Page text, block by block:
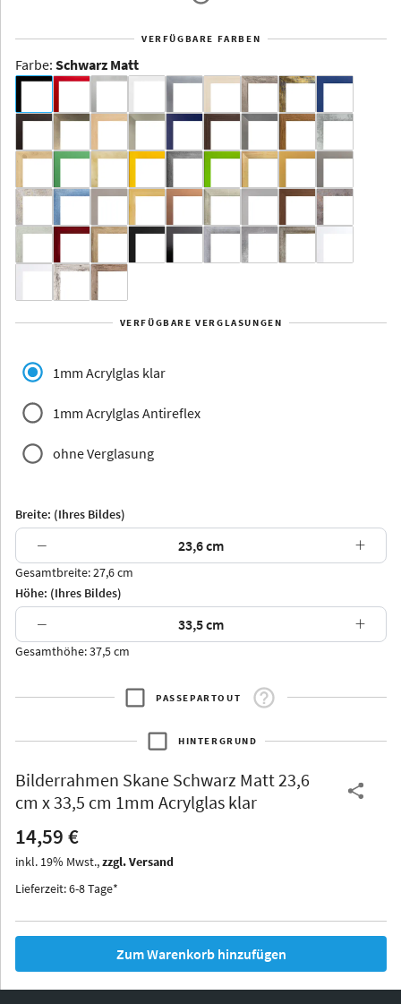
Rahmenloser
Bildhalter
Yukon
Jersey Dauphine
Arran Luzern
Thurgau
Iowa
VERFÜGBARE FARBEN
Farbe: Schwarz Matt
VERFÜGBARE VERGLASUNGEN
1mm Acrylglas klar
1mm Acrylglas Antireflex
ohne Verglasung
Breite: (Ihres Bildes)
− +
Gesamtbreite: 27,6 cm
Höhe: (Ihres Bildes)
− +
Gesamthöhe: 37,5 cm
PASSEPARTOUT
HINTERGRUND
Bilderrahmen Skane Schwarz Matt 23,6
cm x 33,5 cm 1mm Acrylglas klar
14,59 €
inkl. 19% Mwst.,zzgl. Versand
Lieferzeit: 6-8 Tage*
Zum Warenkorb hinzufügen